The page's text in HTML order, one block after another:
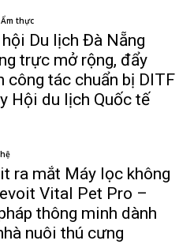
thực
Du lịch Đà Nẵng
trực mở rộng, đẩy
công tác chuẩn bị DITF
Hội du lịch Quốc tế
ra mắt Máy lọc không
Vital Pet Pro –
thông minh dành
nuôi thú cưng